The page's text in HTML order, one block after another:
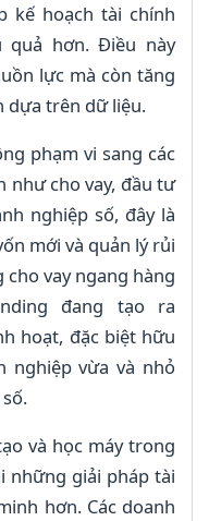
kế hoạch tài chính
quả hơn. Điều này
lực mà còn tăng
dựa trên dữ liệu.
phạm vi sang các
như cho vay, đầu tư
nghiệp số, đây là
mới và quản lý rủi
cho vay ngang hàng
đang tạo ra
hoạt, đặc biệt hữu
nghiệp vừa và nhỏ
và học máy trong
những giải pháp tài
hơn. Các doanh